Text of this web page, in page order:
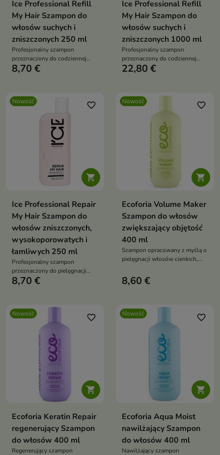
Ice Professional Refill
My Hair Szampon do
włosów suchych i
zniszczonych 250 ml
Profesjonalny szampon
przeznaczony do codziennej
pielęgnacji włosów suchych,
8,70 €
Ice Professional Refill
My Hair Szampon do
włosów suchych i
zniszczonych 1000 ml
Profesjonalny szampon
przeznaczony do codziennej
pielęgnacji włosów suchych,
22,80 €
Nowość

favorite_border
Ice Professional Repair
My Hair Szampon do
włosów zniszczonych,
wysokoporowatych i
łamliwych 250 ml
Profesjonalny szampon
przeznaczony do pielęgnacji
włosów osłabionych,
8,70 €
Nowość

favorite_border
Ecoforia Volume Maker
Szampon do włosów
zwiększający objętość
400 ml
Szampon opracowany z myślą o
pielęgnacji włosów cienkich,
objętości.
8,60 €
Nowość

favorite_border
Ecoforia Keratin Repair
regenerujący Szampon
do włosów 400 ml
Regenerujący szampon
Nowość

favorite_border
Ecoforia Aqua Moist
nawilżający Szampon
do włosów 400 ml
Nawilżający szampon